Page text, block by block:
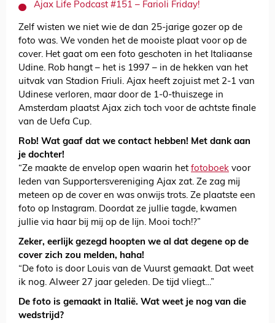
Ajax Life Podcast #151 – Farioli Friday!
Zelf wisten we niet wie de dan 25-jarige gozer op de
foto was. We vonden het de mooiste plaat voor op de
cover. Het gaat om een foto geschoten in het Italiaanse
Udine. Rob hangt – het is 1997 – in de hekken van het
uitvak van Stadion Friuli. Ajax heeft zojuist met 2-1 van
Udinese verloren, maar door de 1-0-thuiszege in
Amsterdam plaatst Ajax zich toch voor de achtste finale
van de Uefa Cup.
Rob! Wat gaaf dat we contact hebben! Met dank aan
je dochter!
“Ze maakte de envelop open waarin het fotoboek voor
leden van Supportersvereniging Ajax zat. Ze zag mij
meteen op de cover en was onwijs trots. Ze plaatste een
foto op Instagram. Doordat ze jullie tagde, kwamen
jullie via haar bij mij op de lijn. Mooi toch!?”
Zeker, eerlijk gezegd hoopten we al dat degene op de
cover zich zou melden, haha!
“De foto is door Louis van de Vuurst gemaakt. Dat weet
ik nog. Alweer 27 jaar geleden. De tijd vliegt…”
De foto is gemaakt in Italië. Wat weet je nog van die
wedstrijd?